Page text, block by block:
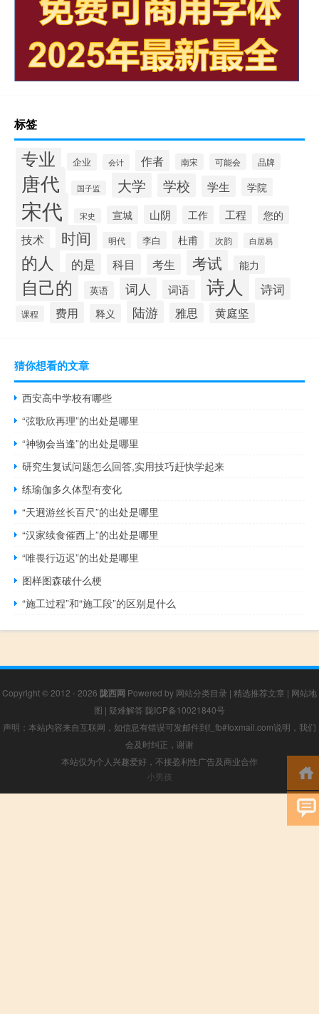
标签
专业 企业 会计 作者 南宋 可能会 品牌
唐代 国子监 大学 学校 学生 学院
宋代 宋史 宣城 山阴 工作 工程 您的
技术 时间 明代 李白 杜甫 次韵 白居易
的人 的是 科目 考生 考试 能力
自己的 英语 词人 词语 诗人 诗词
课程 费用 释义 陆游 雅思 黄庭坚
猜你想看的文章
西安高中学校有哪些
“弦歌欣再理”的出处是哪里
“神物会当逢”的出处是哪里
研究生复试问题怎么回答,实用技巧赶快学起来
练瑜伽多久体型有变化
“天迥游丝长百尺”的出处是哪里
“汉家续食催西上”的出处是哪里
“唯畏行迈迟”的出处是哪里
图样图森破什么梗
“施工过程”和“施工段”的区别是什么
Copyright © 2012 - 2026 陇西网 Powered by 网站分类目录 | 精选推荐文章 | 网站地
图 | 疑难解答 陇ICP备10021840号
声明：本站内容来自互联网，如信息有错误可发邮件到f_fb#foxmail.com说明，我们
会及时纠正，谢谢
本站仅为个人兴趣爱好，不接盈利性广告及商业合作
小男孩